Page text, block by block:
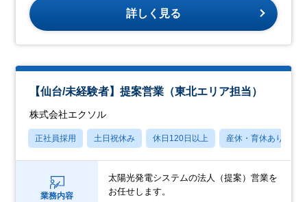
詳しく見る
【仙台/未経験者】提案営業（東北エリア担当）
株式会社エクソル
正社員採用 土日祝休み 休日120日以上 産休・育休あり
業務内容
太陽光発電システムの法人（提案）営業を
お任せします。